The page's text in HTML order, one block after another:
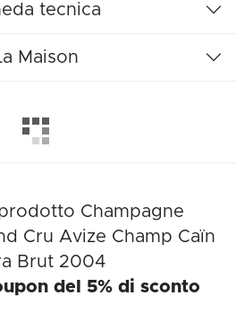
tecnica
Maison
Champagne
Cru Avize Champ Caïn
Brut 2004
del 5% di sconto